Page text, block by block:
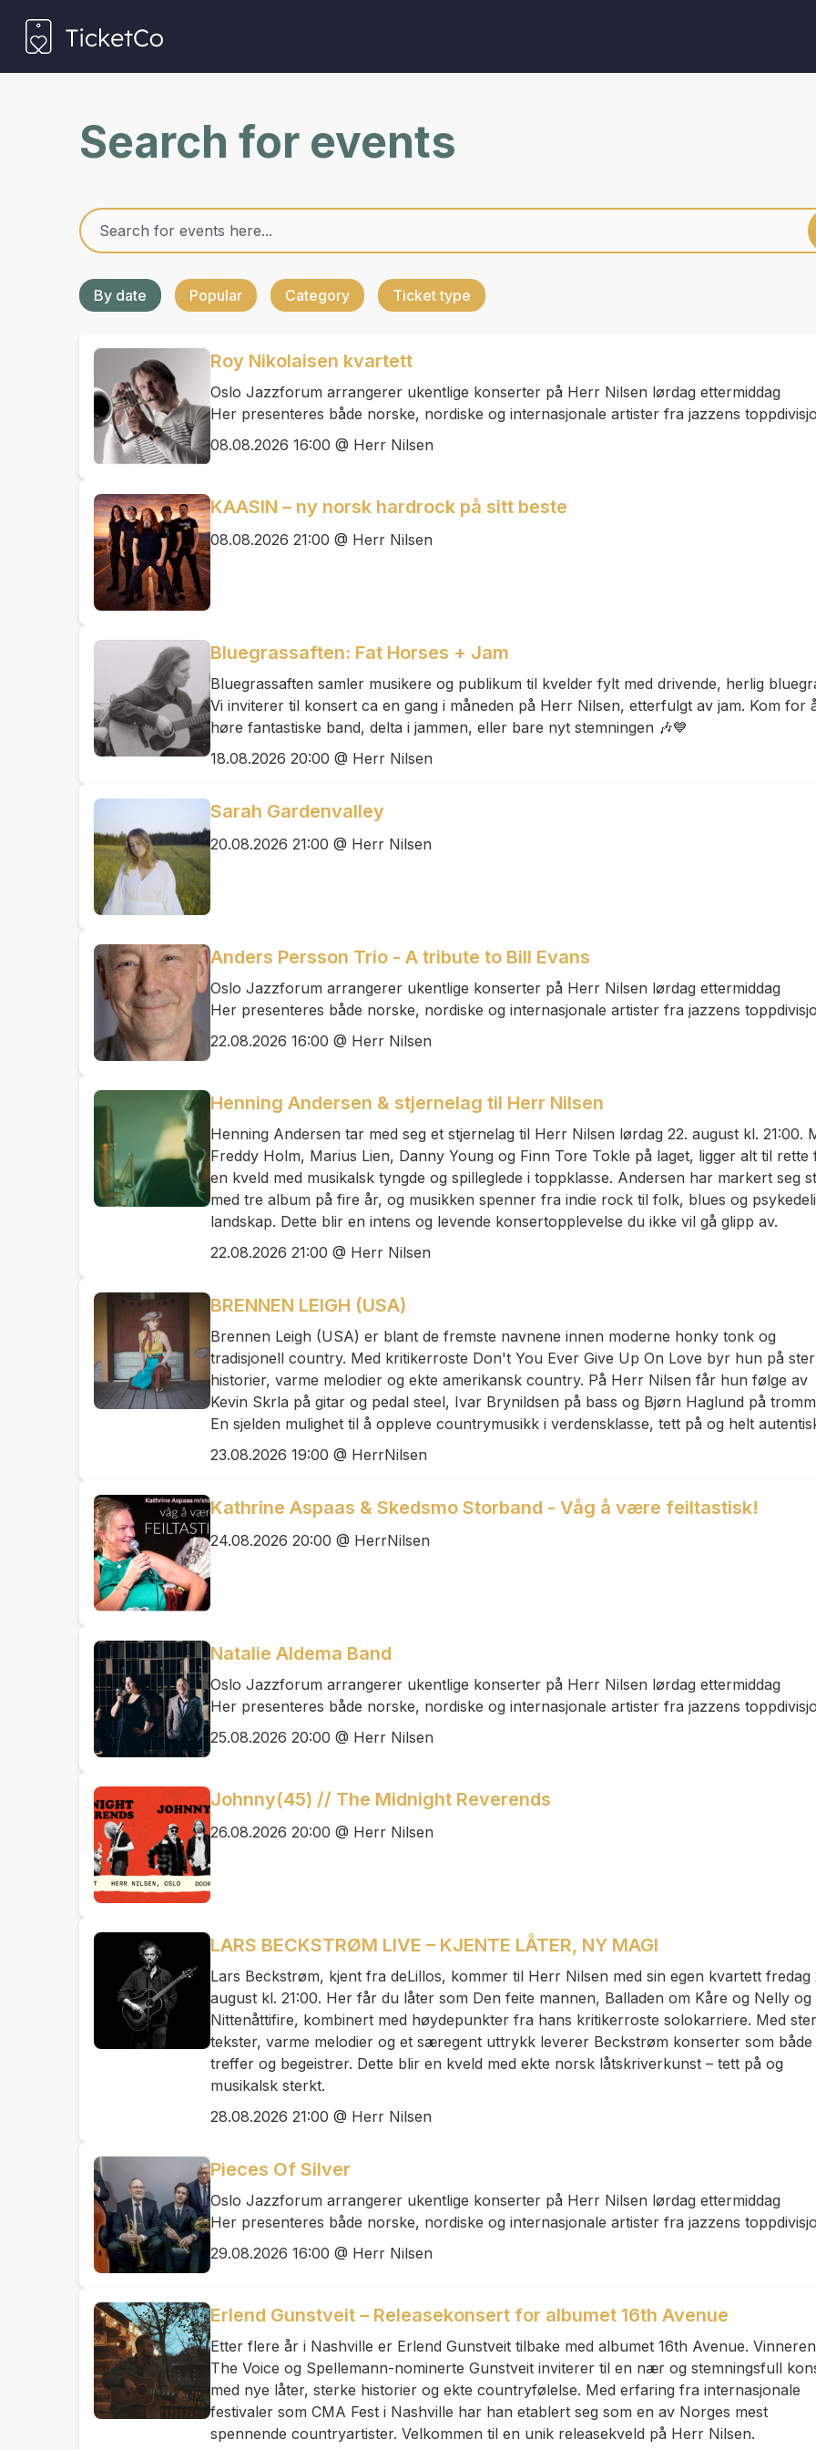
Search for events
By date Popular Category Ticket type
Roy Nikolaisen kvartett
Oslo Jazzforum arrangerer ukentlige konserter på Herr Nilsen lørdag ettermiddag
Her presenteres både norske, nordiske og internasjonale artister fra jazzens
08.08.2026 16:00 @ Herr Nilsen
KAASIN – ny norsk hardrock på sitt beste
08.08.2026 21:00 @ Herr Nilsen
Bluegrassaften: Fat Horses + Jam
Bluegrassaften samler musikere og publikum til kvelder fylt med drivende, herlig
Vi inviterer til konsert ca en gang i måneden på Herr Nilsen, etterfulgt av jam. Kom for
høre fantastiske band, delta i jammen, eller bare nyt stemningen 🎶💙
18.08.2026 20:00 @ Herr Nilsen
Sarah Gardenvalley
20.08.2026 21:00 @ Herr Nilsen
Anders Persson Trio - A tribute to Bill Evans
Oslo Jazzforum arrangerer ukentlige konserter på Herr Nilsen lørdag ettermiddag
Her presenteres både norske, nordiske og internasjonale artister fra jazzens
22.08.2026 16:00 @ Herr Nilsen
Henning Andersen & stjernelag til Herr Nilsen
Henning Andersen tar med seg et stjernelag til Herr Nilsen lørdag 22. august kl. 21:00.
Freddy Holm, Marius Lien, Danny Young og Finn Tore Tokle på laget, ligger alt til rette
en kveld med musikalsk tyngde og spilleglede i toppklasse. Andersen har markert seg
med tre album på fire år, og musikken spenner fra indie rock til folk, blues og
landskap. Dette blir en intens og levende konsertopplevelse du ikke vil gå glipp av.
22.08.2026 21:00 @ Herr Nilsen
BRENNEN LEIGH (USA)
Brennen Leigh (USA) er blant de fremste navnene innen moderne honky tonk og
tradisjonell country. Med kritikerroste Don't You Ever Give Up On Love byr hun på
historier, varme melodier og ekte amerikansk country. På Herr Nilsen får hun følge av
Kevin Skrla på gitar og pedal steel, Ivar Brynildsen på bass og Bjørn Haglund på
En sjelden mulighet til å oppleve countrymusikk i verdensklasse, tett på og helt
23.08.2026 19:00 @ HerrNilsen
Kathrine Aspaas & Skedsmo Storband - Våg å være feiltastisk!
24.08.2026 20:00 @ HerrNilsen
Natalie Aldema Band
Oslo Jazzforum arrangerer ukentlige konserter på Herr Nilsen lørdag ettermiddag
Her presenteres både norske, nordiske og internasjonale artister fra jazzens
25.08.2026 20:00 @ Herr Nilsen
Johnny(45) // The Midnight Reverends
26.08.2026 20:00 @ Herr Nilsen
LARS BECKSTRØM LIVE – KJENTE LÅTER, NY MAGI
Lars Beckstrøm, kjent fra deLillos, kommer til Herr Nilsen med sin egen kvartett fredag
august kl. 21:00. Her får du låter som Den feite mannen, Balladen om Kåre og Nelly og
Nittenåttifire, kombinert med høydepunkter fra hans kritikerroste solokarriere. Med
tekster, varme melodier og et særegent uttrykk leverer Beckstrøm konserter som både
treffer og begeistrer. Dette blir en kveld med ekte norsk låtskriverkunst – tett på og
musikalsk sterkt.
28.08.2026 21:00 @ Herr Nilsen
Pieces Of Silver
Oslo Jazzforum arrangerer ukentlige konserter på Herr Nilsen lørdag ettermiddag
Her presenteres både norske, nordiske og internasjonale artister fra jazzens
29.08.2026 16:00 @ Herr Nilsen
Erlend Gunstveit – Releasekonsert for albumet 16th Avenue
Etter flere år i Nashville er Erlend Gunstveit tilbake med albumet 16th Avenue.
The Voice og Spellemann-nominerte Gunstveit inviterer til en nær og stemningsfull
med nye låter, sterke historier og ekte countryfølelse. Med erfaring fra internasjonale
festivaler som CMA Fest i Nashville har han etablert seg som en av Norges mest
spennende countryartister. Velkommen til en unik releasekveld på Herr Nilsen.